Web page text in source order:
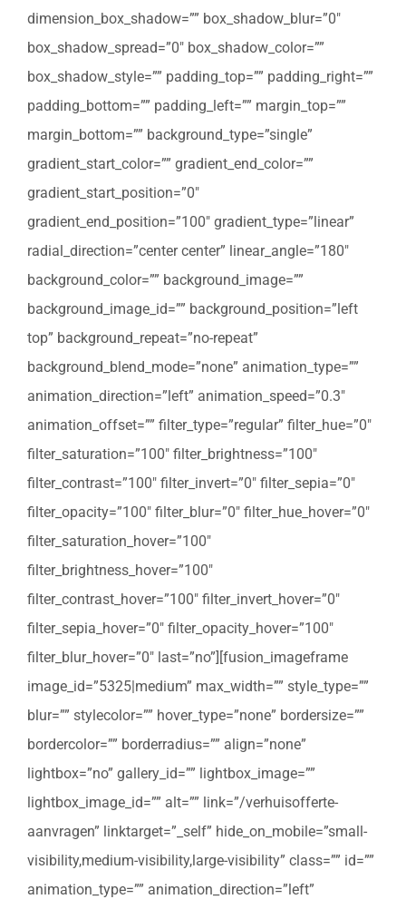
dimension_box_shadow=”” box_shadow_blur=”0″
box_shadow_spread=”0″ box_shadow_color=””
box_shadow_style=”” padding_top=”” padding_right=””
padding_bottom=”” padding_left=”” margin_top=””
margin_bottom=”” background_type=”single”
gradient_start_color=”” gradient_end_color=””
gradient_start_position=”0″
gradient_end_position=”100″ gradient_type=”linear”
radial_direction=”center center” linear_angle=”180″
background_color=”” background_image=””
background_image_id=”” background_position=”left
top” background_repeat=”no-repeat”
background_blend_mode=”none” animation_type=””
animation_direction=”left” animation_speed=”0.3″
animation_offset=”” filter_type=”regular” filter_hue=”0″
filter_saturation=”100″ filter_brightness=”100″
filter_contrast=”100″ filter_invert=”0″ filter_sepia=”0″
filter_opacity=”100″ filter_blur=”0″ filter_hue_hover=”0″
filter_saturation_hover=”100″
filter_brightness_hover=”100″
filter_contrast_hover=”100″ filter_invert_hover=”0″
filter_sepia_hover=”0″ filter_opacity_hover=”100″
filter_blur_hover=”0″ last=”no”][fusion_imageframe
image_id=”5325|medium” max_width=”” style_type=””
blur=”” stylecolor=”” hover_type=”none” bordersize=””
bordercolor=”” borderradius=”” align=”none”
lightbox=”no” gallery_id=”” lightbox_image=””
lightbox_image_id=”” alt=”” link=”/verhuisofferte-
aanvragen” linktarget=”_self” hide_on_mobile=”small-
visibility,medium-visibility,large-visibility” class=”” id=””
animation_type=”” animation_direction=”left”